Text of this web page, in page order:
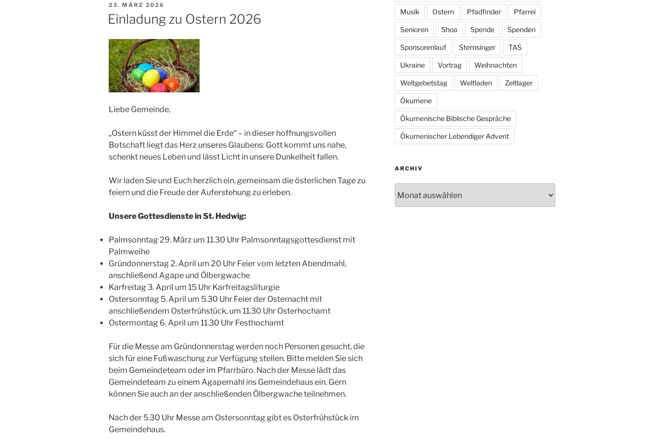
VERÖFFENTLICHT
23. MÄRZ 2026
Einladung zu Ostern 2026
Liebe Gemeinde,
„Ostern küsst der Himmel die Erde“ – in dieser hoffnungsvollen
Botschaft liegt das Herz unseres Glaubens: Gott kommt uns nahe,
schenkt neues Leben und lässt Licht in unsere Dunkelheit fallen.
Wir laden Sie und Euch herzlich ein, gemeinsam die österlichen Tage zu
feiern und die Freude der Auferstehung zu erleben.
Unsere Gottesdienste in St. Hedwig:
Palmsonntag 29. März um 11.30 Uhr Palmsonntagsgottesdienst mit
Palmweihe
Gründonnerstag 2. April um 20 Uhr Feier vom letzten Abendmahl,
anschließend Agape und Ölbergwache
Karfreitag 3. April um 15 Uhr Karfreitagsliturgie
Ostersonntag 5. April um 5.30 Uhr Feier der Osternacht mit
anschließendem Osterfrühstück, um 11.30 Uhr Osterhochamt
Ostermontag 6. April um 11.30 Uhr Festhochamt
Für die Messe am Gründonnerstag werden noch Personen gesucht, die
sich für eine Fußwaschung zur Verfügung stellen. Bitte melden Sie sich
beim Gemeindeteam oder im Pfarrbüro. Nach der Messe lädt das
Gemeindeteam zu einem Agapemahl ins Gemeindehaus ein. Gern
können Sie auch an der anschließenden Ölbergwache teilnehmen.
Nach der 5.30 Uhr Messe am Ostersonntag gibt es Osterfrühstück im
Gemeindehaus.
Musik Ostern Pfadfinder Pfarrei
Senioren Shoa Spende Spenden
Sponsorenlauf Sternsinger TAS
Ukraine Vortrag Weihnachten
Weltgebetstag Weltladen Zeltlager
Ökumene
Ökumenische Biblische Gespräche
Ökumenischer Lebendiger Advent
ARCHIV